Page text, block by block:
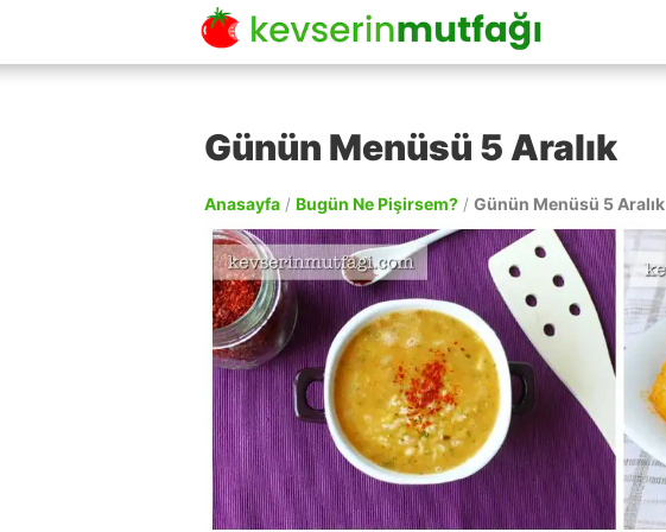
Günün Menüsü 5 Aralık
Anasayfa / Bugün Ne Pişirsem? / Günün Menüsü 5 Aralık